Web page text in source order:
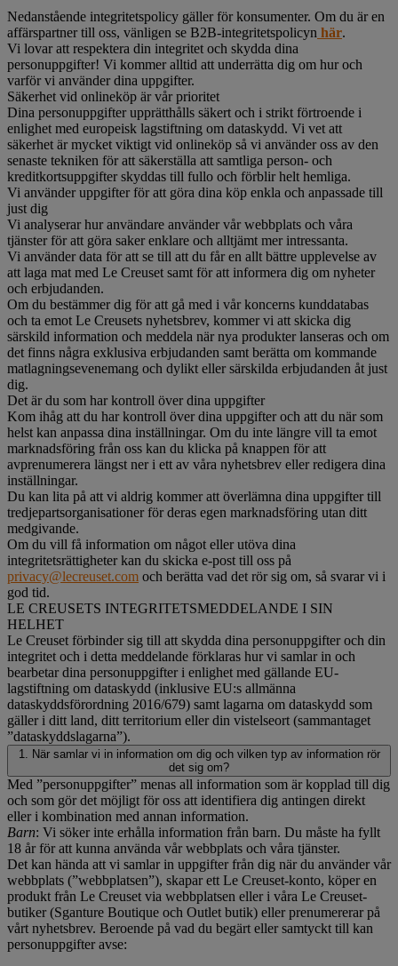
Nedanstående integritetspolicy gäller för konsumenter. Om du är en
affärspartner till oss, vänligen se B2B-integritetspolicyn här.
Vi lovar att respektera din integritet och skydda dina
personuppgifter! Vi kommer alltid att underrätta dig om hur och
varför vi använder dina uppgifter.
Säkerhet vid onlineköp är vår prioritet
Dina personuppgifter upprätthålls säkert och i strikt förtroende i
enlighet med europeisk lagstiftning om dataskydd. Vi vet att
säkerhet är mycket viktigt vid onlineköp så vi använder oss av den
senaste tekniken för att säkerställa att samtliga person- och
kreditkortsuppgifter skyddas till fullo och förblir helt hemliga.
Vi använder uppgifter för att göra dina köp enkla och anpassade till
just dig
Vi analyserar hur användare använder vår webbplats och våra
tjänster för att göra saker enklare och alltjämt mer intressanta.
Vi använder data för att se till att du får en allt bättre upplevelse av
att laga mat med Le Creuset samt för att informera dig om nyheter
och erbjudanden.
Om du bestämmer dig för att gå med i vår koncerns kunddatabas
och ta emot Le Creusets nyhetsbrev, kommer vi att skicka dig
särskild information och meddela när nya produkter lanseras och om
det finns några exklusiva erbjudanden samt berätta om kommande
matlagningsevenemang och dylikt eller särskilda erbjudanden åt just
dig.
Det är du som har kontroll över dina uppgifter
Kom ihåg att du har kontroll över dina uppgifter och att du när som
helst kan anpassa dina inställningar. Om du inte längre vill ta emot
marknadsföring från oss kan du klicka på knappen för att
avprenumerera längst ner i ett av våra nyhetsbrev eller redigera dina
inställningar.
Du kan lita på att vi aldrig kommer att överlämna dina uppgifter till
tredjepartsorganisationer för deras egen marknadsföring utan ditt
medgivande.
Om du vill få information om något eller utöva dina
integritetsrättigheter kan du skicka e-post till oss på
privacy@lecreuset.com och berätta vad det rör sig om, så svarar vi i
god tid.
LE CREUSETS INTEGRITETSMEDDELANDE I SIN
HELHET
Le Creuset förbinder sig till att skydda dina personuppgifter och din
integritet och i detta meddelande förklaras hur vi samlar in och
bearbetar dina personuppgifter i enlighet med gällande EU-
lagstiftning om dataskydd (inklusive EU:s allmänna
dataskyddsförordning 2016/679) samt lagarna om dataskydd som
gäller i ditt land, ditt territorium eller din vistelseort (sammantaget
”dataskyddslagarna”).
1. När samlar vi in information om dig och vilken typ av information rör
det sig om?
Med ”personuppgifter” menas all information som är kopplad till dig
och som gör det möjligt för oss att identifiera dig antingen direkt
eller i kombination med annan information.
Barn: Vi söker inte erhålla information från barn. Du måste ha fyllt
18 år för att kunna använda vår webbplats och våra tjänster.
Det kan hända att vi samlar in uppgifter från dig när du använder vår
webbplats (”webbplatsen”), skapar ett Le Creuset-konto, köper en
produkt från Le Creuset via webbplatsen eller i våra Le Creuset-
butiker (Sganture Boutique och Outlet butik) eller prenumererar på
vårt nyhetsbrev. Beroende på vad du begärt eller samtyckt till kan
personuppgifter avse: